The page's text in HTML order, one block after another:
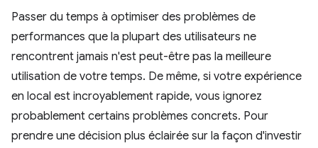
Passer du temps à optimiser des problèmes de
performances que la plupart des utilisateurs ne
rencontrent jamais n'est peut-être pas la meilleure
utilisation de votre temps. De même, si votre expérience
en local est incroyablement rapide, vous ignorez
probablement certains problèmes concrets. Pour
prendre une décision plus éclairée sur la façon d'investir